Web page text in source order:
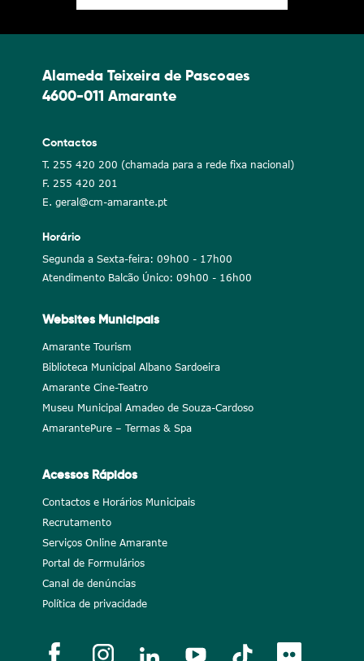
Alameda Teixeira de Pascoaes
4600-011 Amarante
Contactos
T. 255 420 200 (chamada para a rede fixa nacional)
F. 255 420 201
E. geral@cm-amarante.pt
Horário
Segunda a Sexta-feira: 09h00 - 17h00
Atendimento Balcão Único: 09h00 - 16h00
Websites Municipais
Amarante Tourism
Biblioteca Municipal Albano Sardoeira
Amarante Cine-Teatro
Museu Municipal Amadeo de Souza-Cardoso
AmarantePure – Termas & Spa
Acessos Rápidos
Contactos e Horários Municipais
Recrutamento
Serviços Online Amarante
Portal de Formulários
Canal de denúncias
Política de privacidade